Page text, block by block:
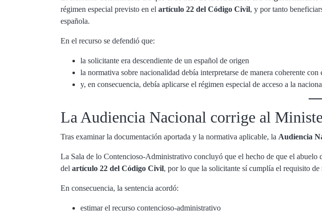
régimen especial previsto en el artículo 22 del Código Civil, y por tanto
española.
En el recurso se defendió que:
la solicitante era descendiente de un español de origen
la normativa sobre nacionalidad debía interpretarse de manera coherente
y, en consecuencia, debía aplicarse el régimen especial de acceso a la
La Audiencia Nacional corrige al
Tras examinar la documentación aportada y la normativa aplicable, la Audiencia
La Sala de lo Contencioso-Administrativo concluyó que el hecho de que el abuelo
del artículo 22 del Código Civil, por lo que la solicitante sí cumplía el requisito
En consecuencia, la sentencia acordó:
estimar el recurso contencioso-administrativo